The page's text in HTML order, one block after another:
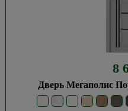
8
Дверь Мегаполис